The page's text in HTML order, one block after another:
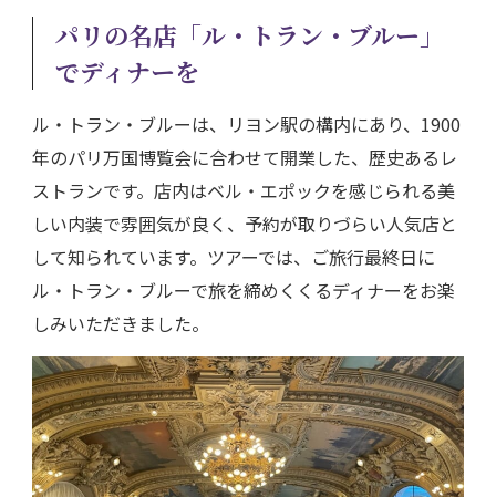
パリの名店「ル・トラン・ブルー」
でディナーを
ル・トラン・ブルーは、リヨン駅の構内にあり、1900
年のパリ万国博覧会に合わせて開業した、歴史あるレ
ストランです。店内はベル・エポックを感じられる美
しい内装で雰囲気が良く、予約が取りづらい人気店と
して知られています。ツアーでは、ご旅行最終日に
ル・トラン・ブルーで旅を締めくくるディナーをお楽
しみいただきました。